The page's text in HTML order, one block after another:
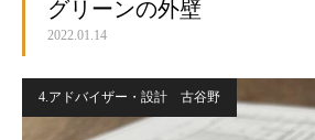
グリーンの外壁
2022.01.14
4.アドバイザー・設計 古谷野